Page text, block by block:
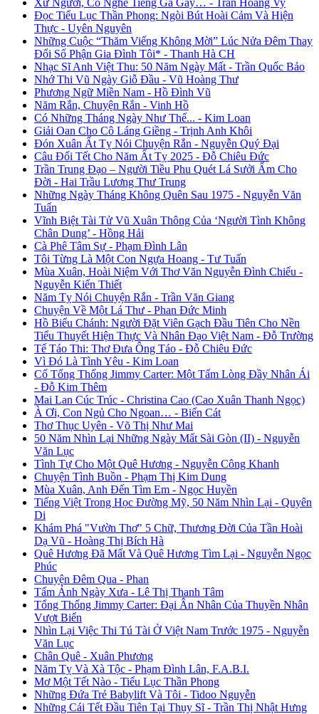
Đọc Tiểu Lục Thần Phong: Ngòi Bút Hoài Cảm Và Hiện
Thực - Uyên Nguyên
Những Cuộc “Thăm Viếng Không Mời” Lúc Nửa Đêm Thay
Đổi Số Phận Gia Đình Tôi* - Thanh Hà CH
Nhạc Sĩ Anh Việt Thu: 50 Năm Ngày Mất - Trần Quốc Bảo
Nhớ Thi Vũ Ngày Giỗ Đầu - Vũ Hoàng Thư
Phương Ngữ Miền Nam - Hồ Đình Vũ
Năm Rắn, Chuyện Rắn - Vinh Hồ
Có Những Tháng Ngày Như Thế... - Kim Loan
Giải Oan Cho Cô Láng Giềng - Trịnh Anh Khôi
Đón Xuân Ất Tỵ Nói Chuyện Rắn - Nguyễn Quý Đại
Câu Đối Tết Cho Năm Ất Tỵ 2025 - Đỗ Chiêu Đức
Trần Trung Đạo – Người Tiều Phu Quét Lá Sưởi Ấm Cho
Đời - Hai Trầu Lương Thư Trung
Những Ngày Tháng Không Quên Sau 1975 - Nguyễn Văn
Tuấn
Vĩnh Biệt Tài Tử Vũ Xuân Thông Của ‘Người Tình Không
Chân Dung’ - Hồng Hải
Cà Phê Tâm Sự - Phạm Đình Lân
Tôi Từng Là Một Con Ngựa Hoang - Tư Tuấn
Mùa Xuân, Hoài Niệm Với Thơ Văn Nguyễn Đình Chiểu -
Nguyễn Kiến Thiết
Năm Tỵ Nói Chuyện Rắn - Trần Văn Giang
Chuyện Về Một Lá Thư - Phan Đức Minh
Hồ Biểu Chánh: Người Đặt Viên Gạch Đầu Tiên Cho Nền
Tiểu Thuyết Hiện Thực Và Nhân Đạo Việt Nam - Đỗ Trường
Tế Táo Thi: Thơ Đưa Ông Táo - Đỗ Chiêu Đức
Vì Đó Là Tình Yêu - Kim Loan
Cố Tổng Thống Jimmy Carter: Một Tấm Lòng Đầy Nhân Ái
- Đỗ Kim Thêm
Mai Lan Cúc Trúc - Christina Cao (Cao Xuân Thanh Ngọc)
À Ơi, Con Ngủ Cho Ngoan… - Biển Cát
Thơ Thục Uyên - Võ Thị Như Mai
50 Năm Nhìn Lại Những Ngày Mất Sài Gòn (II) - Nguyễn
Văn Lục
Tình Tự Cho Một Quê Hương - Nguyễn Công Khanh
Chuyện Tình Buồn - Phạm Thị Kim Dung
Mùa Xuân, Anh Đến Tìm Em - Ngọc Huyền
Tiếng Việt Trong Học Đường Mỹ, 50 Năm Nhìn Lại - Quyên
Di
Khám Phá "Vườn Thơ" 5 Chữ, Thương Đời Của Tần Hoài
Dạ Vũ - Hoàng Thị Bích Hà
Quê Hương Đã Mất Và Quê Hương Tìm Lại - Nguyễn Ngọc
Phúc
Chuyện Đêm Qua - Phan
Tấm Ảnh Ngày Xưa - Lê Thị Thanh Tâm
Tổng Thống Jimmy Carter: Đại Ân Nhân Của Thuyền Nhân
Vượt Biển
Nhìn Lại Việc Thi Tú Tài Ở Việt Nam Trước 1975 - Nguyễn
Văn Lục
Chân Quê - Xuân Phương
Năm Tỵ Và Xà Tộc - Phạm Đình Lân, F.A.B.I.
Mơ Một Tết Nào - Tiểu Lục Thần Phong
Những Đứa Trẻ Babylift Và Tôi - Tidoo Nguyễn
Những Cái Tết Đầu Tiên Tại Thụy Sĩ - Trần Thị Nhật Hưng